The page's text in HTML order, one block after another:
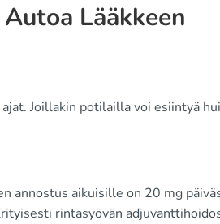
Lääkkeen
Joillakin potilailla voi esiintyä
annostus aikuisille on 20 mg
rintasyövän